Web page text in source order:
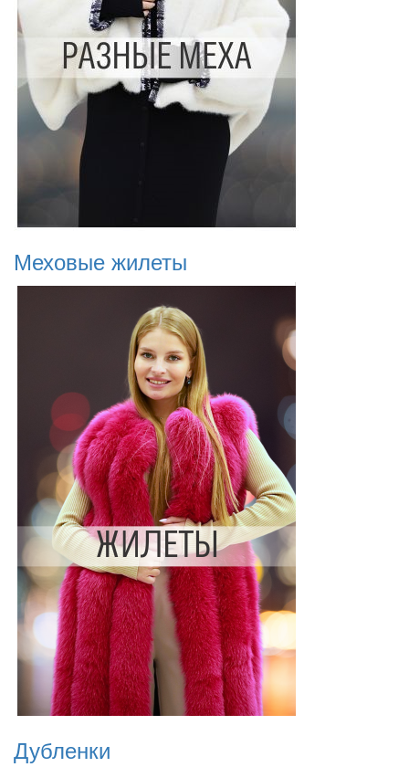
Меховые жилеты
Дубленки